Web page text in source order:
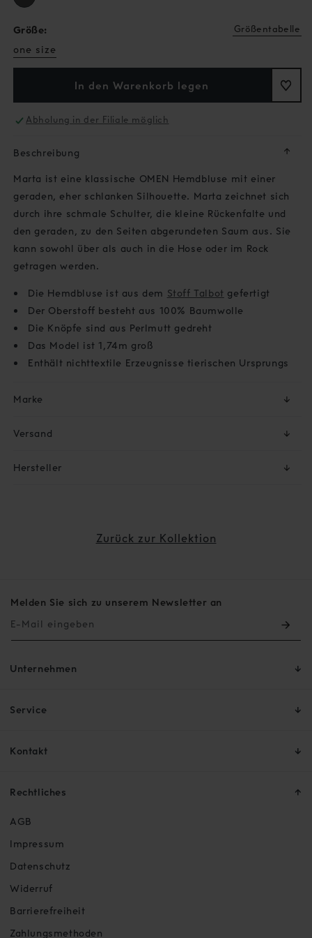
Größentabelle
Größe:
one size
In den Warenkorb legen
Abholung in der Filiale möglich
Beschreibung ↓
Marta ist eine klassische OMEN Hemdbluse mit einer
geraden, eher schlanken Silhouette. Marta zeichnet sich
durch ihre schmale Schulter, die kleine Rückenfalte und
den geraden, zu den Seiten abgerundeten Saum aus. Sie
kann sowohl über als auch in die Hose oder im Rock
getragen werden.
Die Hemdbluse ist aus dem Stoff Talbot gefertigt
Der Oberstoff besteht aus 100% Baumwolle
Die Knöpfe sind aus Perlmutt gedreht
Das Model ist 1,74m groß
Enthält nichttextile Erzeugnisse tierischen Ursprungs
Marke ↓
Versand ↓
Hersteller ↓
Zurück zur Kollektion
Unternehmen
Service
Kontakt
Rechtliches
AGB
Impressum
Datenschutz
Widerruf
Barrierefreiheit
Zahlungsmethoden
Melden Sie sich zu unserem Newsletter an
E-Mail eingeben